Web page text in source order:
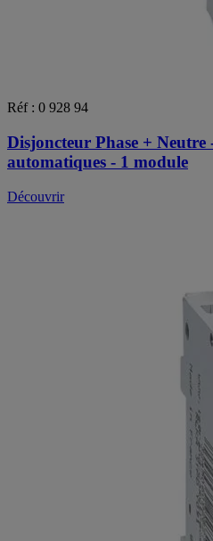
Réf : 0 928 94
Disjoncteur Phase + Neutre
automatiques - 1 module
Découvrir